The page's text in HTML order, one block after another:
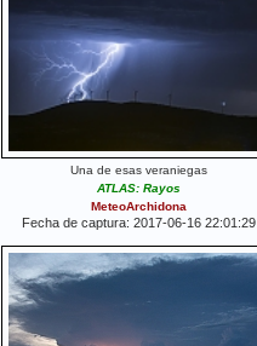
Una de esas veraniegas
ATLAS: Rayos
MeteoArchidona
Fecha de captura: 2017-06-16 22:01:29